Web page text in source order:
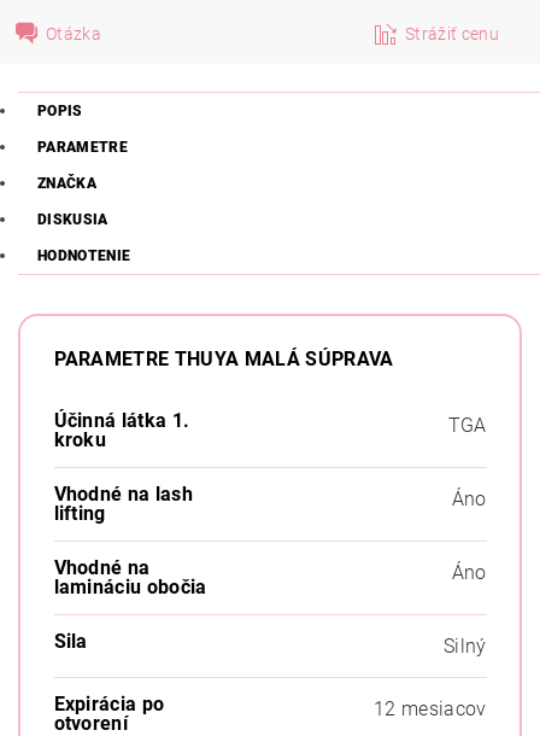
Otázka Strážiť cenu
POPIS
PARAMETRE
ZNAČKA
DISKUSIA
HODNOTENIE
PARAMETRE THUYA MALÁ SÚPRAVA
Účinná látka 1.
kroku
TGA
Vhodné na lash
lifting
Áno
Vhodné na
lamináciu obočia
Áno
Sila Silný
Expirácia po
otvorení
12 mesiacov